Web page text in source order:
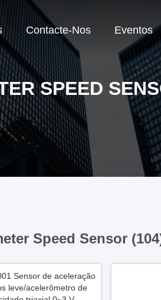
Contacte-Nos Eventos
SPEED
Speed Sensor
Sensor de aceleração
leve/acelerômetro de